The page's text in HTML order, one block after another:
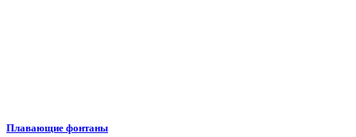
Плавающие фонтаны